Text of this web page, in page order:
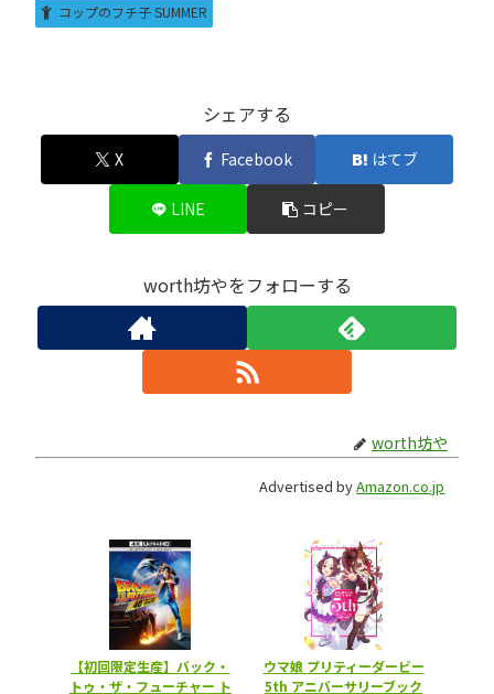
コップのフチ子 SUMMER
シェアする
X Facebook はてブ
LINE コピー
worth坊やをフォローする
worth坊や
Advertised byAmazon.co.jp